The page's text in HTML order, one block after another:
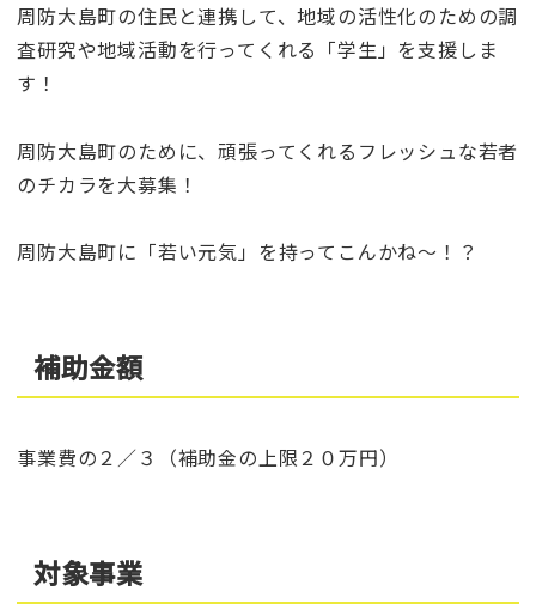
周防大島町の住民と連携して、地域の活性化のための調
査研究や地域活動を行ってくれる「学生」を支援しま
す！
周防大島町のために、頑張ってくれるフレッシュな若者
のチカラを大募集！
周防大島町に「若い元気」を持ってこんかね～！？
補助金額
事業費の２／３（補助金の上限２０万円）
対象事業